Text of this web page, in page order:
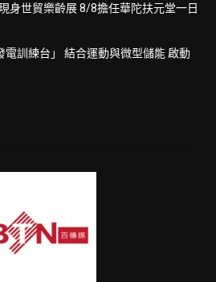
身世貿樂齡展 8/8擔任華陀扶元堂一日
電訓練台」 結合運動與微型儲能 啟動